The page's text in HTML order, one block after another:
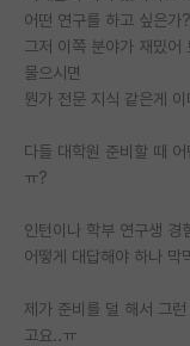
석박사 채용 정
임용 정보 게시판
임용 후기 게시판
PI 전용 게시판
인문사회 계열
어떤 연구를 하고 싶은
그저 이쪽 분야가 재밌어
물으시면
뭔가 전문 지식 같은게
다들 대학원 준비할 때
ㅠ?
인턴이나 학부 연구생 경
어떻게 대답해야 하나 막
제가 준비를 덜 해서 그
고요..ㅠ